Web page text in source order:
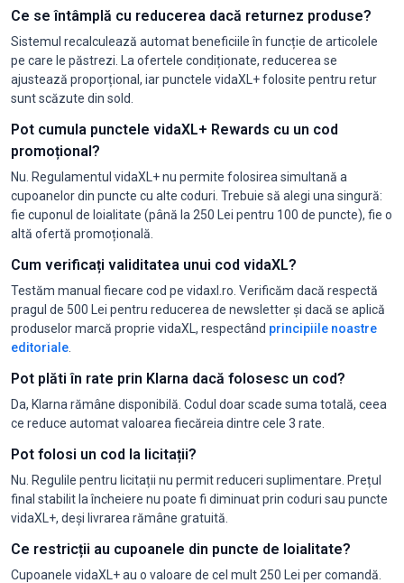
Ce se întâmplă cu reducerea dacă returnez produse?
Sistemul recalculează automat beneficiile în funcție de articolele
pe care le păstrezi. La ofertele condiționate, reducerea se
ajustează proporțional, iar punctele vidaXL+ folosite pentru retur
sunt scăzute din sold.
Pot cumula punctele vidaXL+ Rewards cu un cod
promoțional?
Nu. Regulamentul vidaXL+ nu permite folosirea simultană a
cupoanelor din puncte cu alte coduri. Trebuie să alegi una singură:
fie cuponul de loialitate (până la 250 Lei pentru 100 de puncte), fie o
altă ofertă promoțională.
Cum verificați validitatea unui cod vidaXL?
Testăm manual fiecare cod pe vidaxl.ro. Verificăm dacă respectă
pragul de 500 Lei pentru reducerea de newsletter și dacă se aplică
produselor marcă proprie vidaXL, respectând principiile noastre
editoriale
Pot plăti în rate prin Klarna dacă folosesc un cod?
Da, Klarna rămâne disponibilă. Codul doar scade suma totală, ceea
ce reduce automat valoarea fiecăreia dintre cele 3 rate.
Pot folosi un cod la licitații?
Nu. Regulile pentru licitații nu permit reduceri suplimentare. Prețul
final stabilit la încheiere nu poate fi diminuat prin coduri sau puncte
vidaXL+, deși livrarea rămâne gratuită.
Ce restricții au cupoanele din puncte de loialitate?
Cupoanele vidaXL+ au o valoare de cel mult 250 Lei per comandă.